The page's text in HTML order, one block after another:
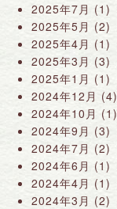
2025年7月 (1)
2025年5月 (2)
2025年4月 (1)
2025年3月 (3)
2025年1月 (1)
2024年12月 (4)
2024年10月 (1)
2024年9月 (3)
2024年7月 (2)
2024年6月 (1)
2024年4月 (1)
2024年3月 (2)